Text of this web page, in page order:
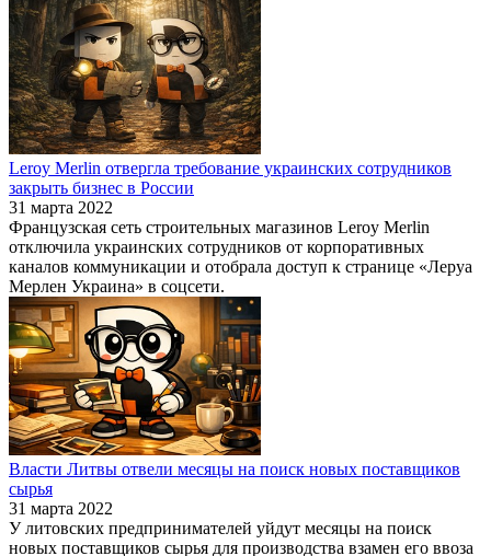
Leroy Merlin отвергла требование украинских сотрудников
закрыть бизнес в России
31 марта 2022
Французская сеть строительных магазинов Leroy Merlin
отключила украинских сотрудников от корпоративных
каналов коммуникации и отобрала доступ к странице «Леруа
Мерлен Украина» в соцсети.
Власти Литвы отвели месяцы на поиск новых поставщиков
сырья
31 марта 2022
У литовских предпринимателей уйдут месяцы на поиск
новых поставщиков сырья для производства взамен его ввоза